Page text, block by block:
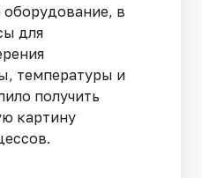
оборудование, в
для
температуры и
получить
картину